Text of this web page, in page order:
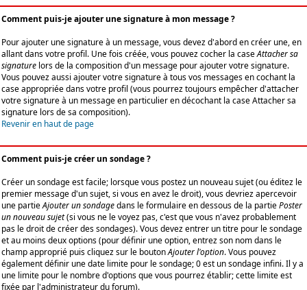
Comment puis-je ajouter une signature à mon message ?
Pour ajouter une signature à un message, vous devez d'abord en créer une, en
allant dans votre profil. Une fois créée, vous pouvez cocher la caseAttacher sa
signature lors de la composition d'un message pour ajouter votre signature.
Vous pouvez aussi ajouter votre signature à tous vos messages en cochant la
case appropriée dans votre profil (vous pourrez toujours empêcher d'attacher
votre signature à un message en particulier en décochant la case Attacher sa
signature lors de sa composition).
Revenir en haut de page
Comment puis-je créer un sondage ?
Créer un sondage est facile; lorsque vous postez un nouveau sujet (ou éditez le
premier message d'un sujet, si vous en avez le droit), vous devriez apercevoir
une partieAjouter un sondagedans le formulaire en dessous de la partiePoster
un nouveau sujet(si vous ne le voyez pas, c'est que vous n'avez probablement
pas le droit de créer des sondages). Vous devez entrer un titre pour le sondage
et au moins deux options (pour définir une option, entrez son nom dans le
champ approprié puis cliquez sur le boutonAjouter l'option. Vous pouvez
également définir une date limite pour le sondage; 0 est un sondage infini. Il y a
une limite pour le nombre d'options que vous pourrez établir; cette limite est
fixée par l'administrateur du forum).